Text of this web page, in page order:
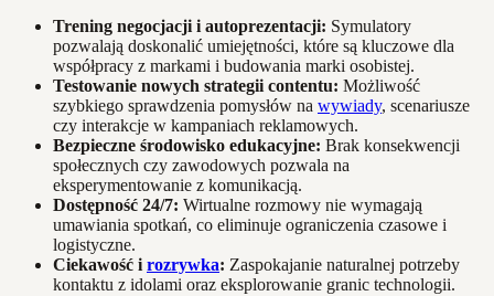
Trening negocjacji i autoprezentacji: Symulatory
pozwalają doskonalić umiejętności, które są kluczowe dla
współpracy z markami i budowania marki osobistej.
Testowanie nowych strategii contentu: Możliwość
szybkiego sprawdzenia pomysłów na wywiady, scenariusze
czy interakcje w kampaniach reklamowych.
Bezpieczne środowisko edukacyjne: Brak konsekwencji
społecznych czy zawodowych pozwala na
eksperymentowanie z komunikacją.
Dostępność 24/7: Wirtualne rozmowy nie wymagają
umawiania spotkań, co eliminuje ograniczenia czasowe i
logistyczne.
Ciekawość i rozrywka: Zaspokajanie naturalnej potrzeby
kontaktu z idolami oraz eksplorowanie granic technologii.